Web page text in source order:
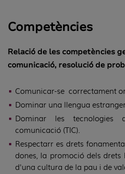
Competències
Relació de les competències
comunicació, resolució de
Comunicar-se correctament
Dominar una llengua
Dominar les
comunicació (TIC).
Respectarr es drets
dones, la promoció dels
d'una cultura de la pau i de